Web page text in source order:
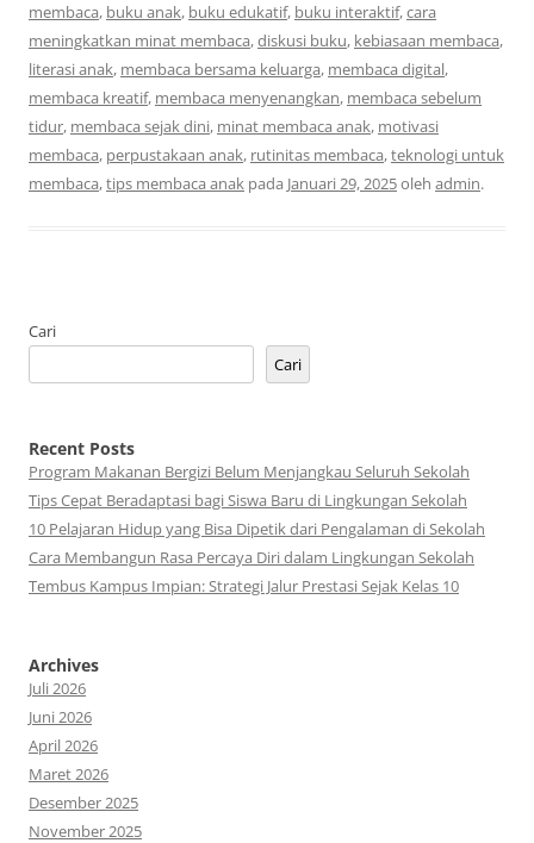
membaca, buku anak, buku edukatif, buku interaktif,cara
meningkatkan minat membaca,diskusi buku, kebiasaan membaca,
literasi anak, membaca bersama keluarga, membaca digital,
membaca kreatif, membaca menyenangkan, membaca sebelum
tidur, membaca sejak dini, minat membaca anak, motivasi
membaca, perpustakaan anak, rutinitas membaca,teknologi untuk
membaca,tips membaca anak pada Januari 29, 2025oleh admin.
Cari
Cari
Recent Posts
Program Makanan Bergizi Belum Menjangkau Seluruh Sekolah
Tips Cepat Beradaptasi bagi Siswa Baru di Lingkungan Sekolah
10 Pelajaran Hidup yang Bisa Dipetik dari Pengalaman di Sekolah
Cara Membangun Rasa Percaya Diri dalam Lingkungan Sekolah
Tembus Kampus Impian: Strategi Jalur Prestasi Sejak Kelas 10
Archives
Juli 2026
Juni 2026
April 2026
Maret 2026
Desember 2025
November 2025